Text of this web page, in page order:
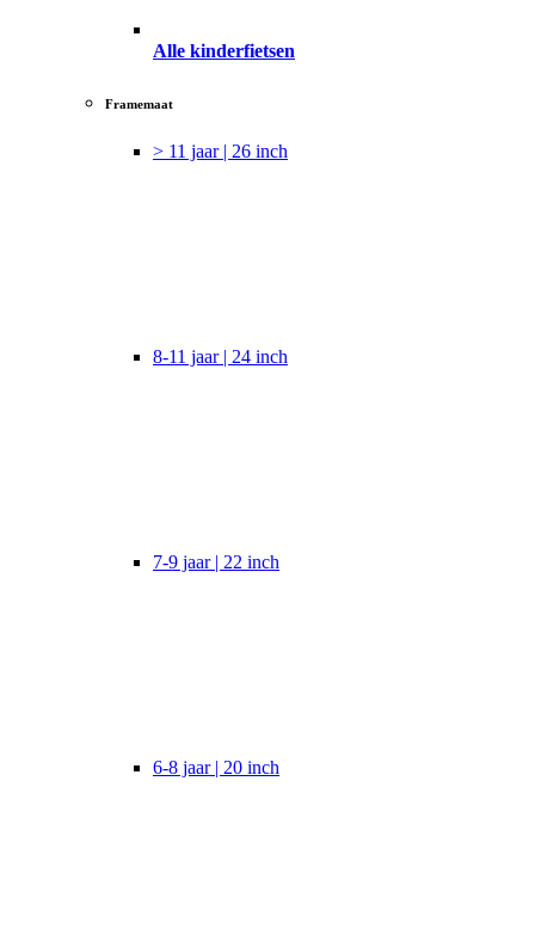
Alle kinderfietsen
Framemaat
> 11 jaar | 26 inch
8-11 jaar | 24 inch
7-9 jaar | 22 inch
6-8 jaar | 20 inch